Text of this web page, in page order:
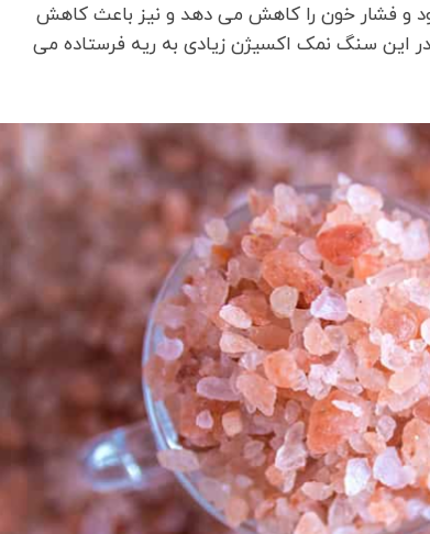
و فشار خون را کاهش می دهد و نیز باعث کاهش
این سنگ نمک اکسیژن زیادی به ریه فرستاده می